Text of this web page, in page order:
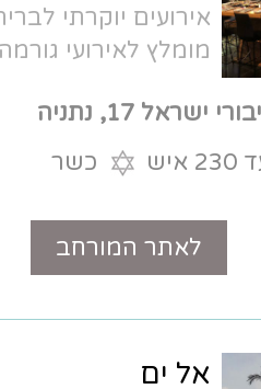
בנתניה, מקום
באיכות בלתי
טלפון